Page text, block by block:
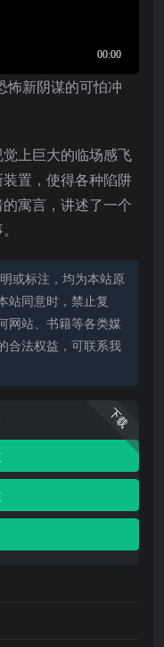
怖新阴谋的可怕冲
觉上巨大的临场感飞
置，使得各种陷阱
寓言，讲述了一个
或标注，均为本站原
站同意时，禁止复
网站、书籍等各类媒
合法权益，可联系我
下载